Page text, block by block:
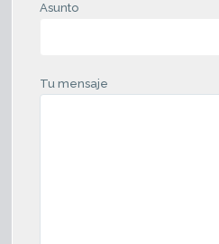
Asunto
Tu mensaje